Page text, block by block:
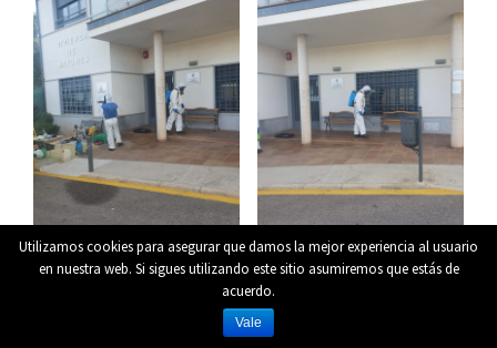
Utilizamos cookies para asegurar que damos la mejor experiencia al usuario
en nuestra web. Si sigues utilizando este sitio asumiremos que estás de
acuerdo.
Vale